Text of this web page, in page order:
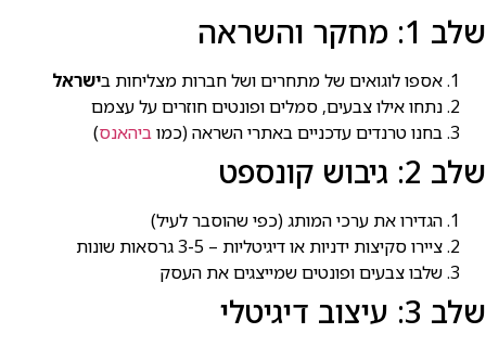
שלב 1: מחקר והשראה
אספו לוגואים של מתחרים ושל חברות מצליחות בישראל
נתחו אילו צבעים, סמלים ופונטים חוזרים על עצמם
בחנו טרנדים עדכניים באתרי השראה (כמוביהאנס)
שלב 2: גיבוש קונספט
הגדירו את ערכי המותג (כפי שהוסבר לעיל)
ציירו סקיצות ידניות או דיגיטליות – 3-5 גרסאות שונות
שלבו צבעים ופונטים שמייצגים את העסק
שלב 3: עיצוב דיגיטלי